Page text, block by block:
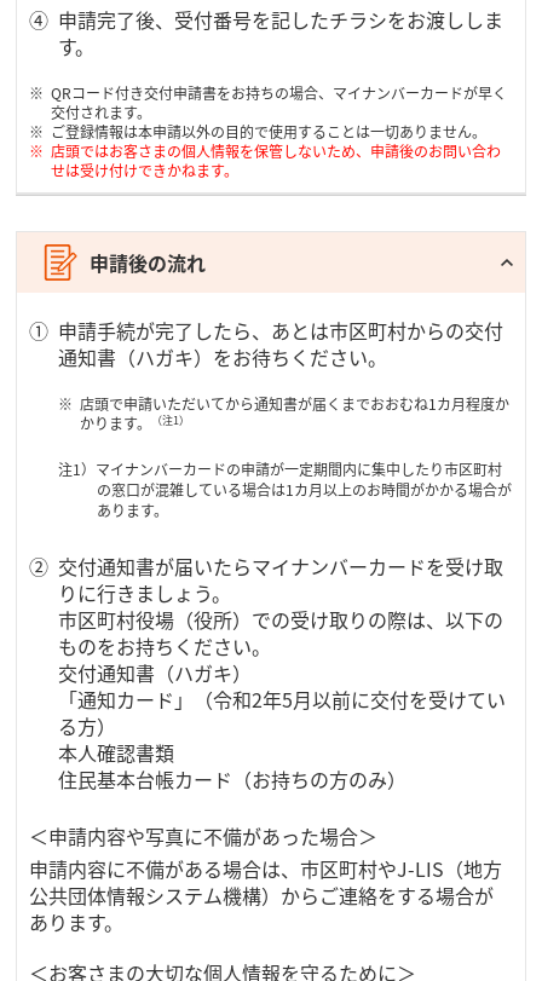
申請完了後、受付番号を記したチラシをお渡ししま
す。
QRコード付き交付申請書をお持ちの場合、マイナンバーカードが早く
交付されます。
ご登録情報は本申請以外の目的で使用することは一切ありません。
店頭ではお客さまの個人情報を保管しないため、申請後のお問い合わ
せは受け付けできかねます。
申請後の流れ
申請手続が完了したら、あとは市区町村からの交付
通知書（ハガキ）をお待ちください。
店頭で申請いただいてから通知書が届くまでおおむね1カ月程度か
かります。
（注1）
注1）マイナンバーカードの申請が一定期間内に集中したり市区町村
の窓口が混雑している場合は1カ月以上のお時間がかかる場合が
あります。
交付通知書が届いたらマイナンバーカードを受け取
りに行きましょう。
市区町村役場（役所）での受け取りの際は、以下の
ものをお持ちください。
交付通知書（ハガキ）
「通知カード」（令和2年5月以前に交付を受けてい
る方）
本人確認書類
住民基本台帳カード（お持ちの方のみ）
＜申請内容や写真に不備があった場合＞
申請内容に不備がある場合は、市区町村やJ-LIS（地方
公共団体情報システム機構）からご連絡をする場合が
あります。
＜お客さまの大切な個人情報を守るために＞